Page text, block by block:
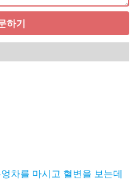
하기
차를 마시고 혈변을 보는데